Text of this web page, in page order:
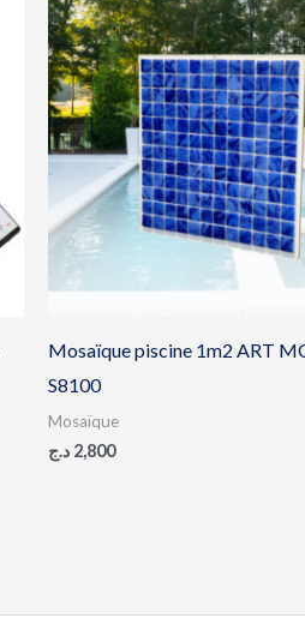
Mosaïque piscine 1m2 ART
S8100
Mosaïque
2,800 د.ج